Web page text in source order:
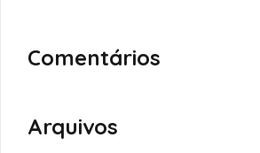
Comentários
Arquivos